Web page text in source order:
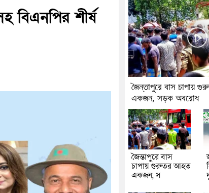
শীর্ষ
জৈন্তাপুরে বাস চাপায়
একজন, সড়ক অবরোধ
জৈন্তাপুরে বাস
চাপায় গুরুতর আহত
একজন, স